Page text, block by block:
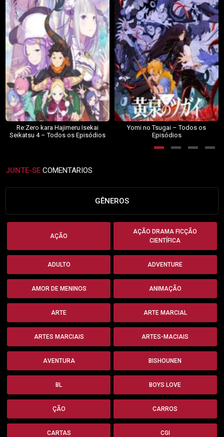
Re:Zero kara Hajimeru Isekai
Seikatsu 4 – Todos os Episódios
Yomi no Tsugai – Todos os
Episódios
JUNTE-SE COMENTARIOS
GÊNEROS
AÇÃO
AÇÃO DRAMA FICÇÃO
CIENTÍFICA
ADULTO ADVENTURE
AMOR DE MENINOS ANIMAÇÃO
ARTE ARTE MARCIAL
ARTES MARCIAIS ARTES-MACIAIS
AVENTURA BISHOUNEN
BL BOYS LOVE
ÇÃO CARROS
CARTAS CGI